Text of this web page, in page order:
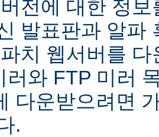
전에 대한 정
발표판과 알파
치 웹서버를
러와 FTP 미러
다운받으려면
.